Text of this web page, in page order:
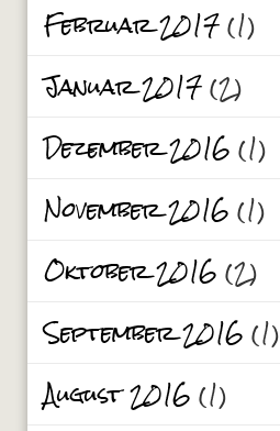
Februar 2017(1)
Januar 2017(2)
Dezember 2016(1)
November 2016(1)
Oktober 2016(2)
September 2016(1)
August 2016(1)